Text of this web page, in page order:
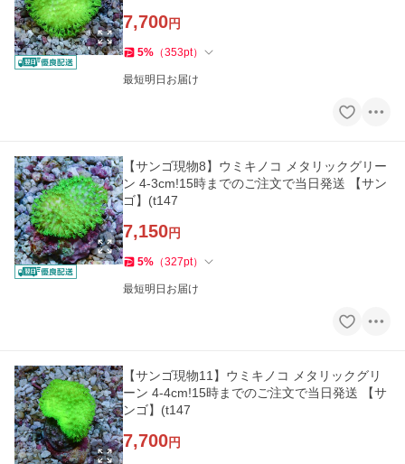
7,700円
5% （353pt）
最短明日お届け
【サンゴ現物8】ウミキノコ メタリックグリー
ン 4-3cm!15時までのご注文で当日発送 【サン
ゴ】(t147
7,150円
5% （327pt）
最短明日お届け
【サンゴ現物11】ウミキノコ メタリックグリ
ーン 4-4cm!15時までのご注文で当日発送 【サ
ンゴ】(t147
7,700円